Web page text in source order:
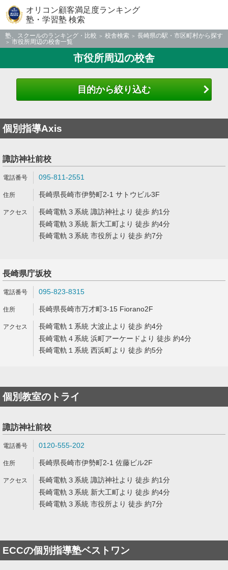
オリコン顧客満足度ランキング
塾・学習塾 検索
塾、スクールのランキング・比較 校舎検索
長崎県の駅・市区町村から探す
市役所周辺の校舎一覧
市役所周辺の校舎
目的から絞り込む
個別指導Axis
諏訪神社前校
095-811-2551
長崎県長崎市伊勢町2-1 サトウビル3F
長崎電軌３系統 諏訪神社より 徒歩 約1分
長崎電軌３系統 新大工町より 徒歩 約4分
長崎電軌３系統 市役所より 徒歩 約7分
長崎県庁坂校
095-823-8315
長崎県長崎市万才町3-15 Fiorano2F
長崎電軌１系統 大波止より 徒歩 約4分
長崎電軌４系統 浜町アーケードより 徒歩 約4分
長崎電軌１系統 西浜町より 徒歩 約5分
個別教室のトライ
諏訪神社前校
0120-555-202
長崎県長崎市伊勢町2-1 佐藤ビル2F
長崎電軌３系統 諏訪神社より 徒歩 約1分
長崎電軌３系統 新大工町より 徒歩 約4分
長崎電軌３系統 市役所より 徒歩 約7分
ECCの個別指導塾ベストワン